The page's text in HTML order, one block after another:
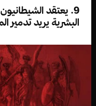
9. يعتقد
البشرية يريد تدمير